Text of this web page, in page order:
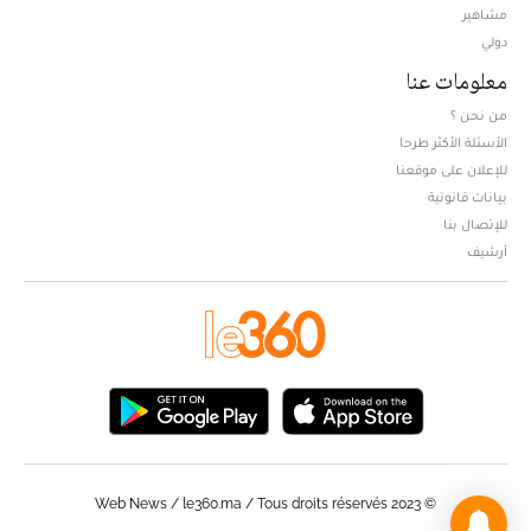
مشاهير
دولي
معلومات عنا
من نحن ؟
الأسئلة الأكثر طرحا
للإعلان على موقعنا
بيانات قانونية
للإتصال بنا
أرشيف
© Web News / le360.ma / Tous droits réservés 2023